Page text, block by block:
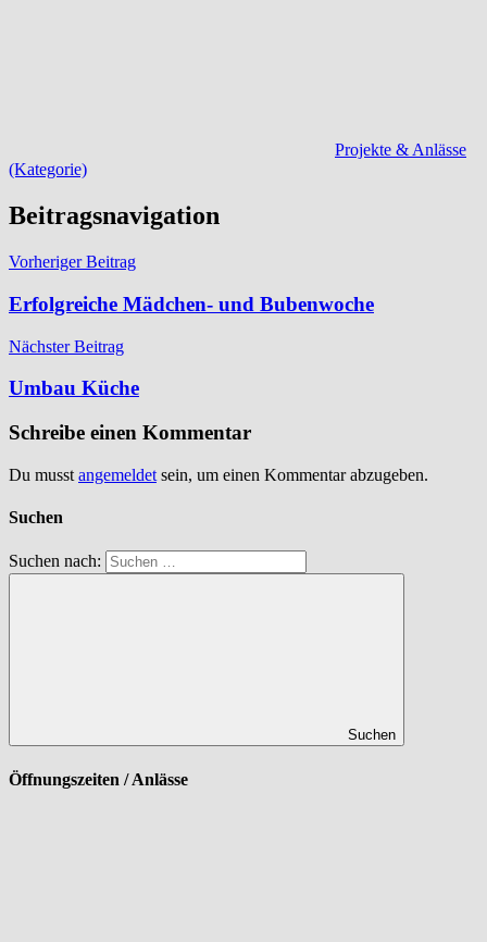
Projekte & Anlässe
(Kategorie)
Beitragsnavigation
Vorheriger Beitrag
Erfolgreiche Mädchen- und Bubenwoche
Nächster Beitrag
Umbau Küche
Schreibe einen Kommentar
Du musst angemeldet sein, um einen Kommentar abzugeben.
Suchen
Suchen nach:
Suchen
Öffnungszeiten / Anlässe